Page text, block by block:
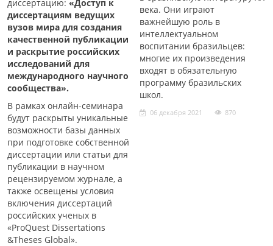
диссертацию: «Доступ к
диссертациям ведущих
вузов мира для создания
качественной публикации
и раскрытие российских
исследований для
международного научного
сообщества».
В рамках онлайн-семинара
будут раскрыты уникальные
возможности базы данных
при подготовке собственной
диссертации или статьи для
публикации в научном
рецензируемом журнале, а
также освещены условия
включения диссертаций
российских ученых в
«ProQuest Dissertations
&Theses Global».
века. Они играют
важнейшую роль в
интеллектуальном
воспитании бразильцев:
многие их произведения
входят в обязательную
программу бразильских
школ.
06 декабря 2021 870